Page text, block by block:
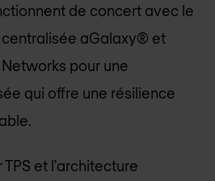
de concert avec le
aGalaxy® et
Networks pour une
qui offre une résilience
TPS et l'architecture